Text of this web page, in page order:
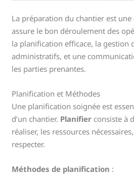
La préparation du chantier est une
assure le bon déroulement des
la planification efficace, la gestion
administratifs, et une
les parties prenantes.
Planification et Méthodes
Une planification soignée est
d’un chantier. Planifier consiste à
réaliser, les ressources
respecter.
Méthodes de planification :